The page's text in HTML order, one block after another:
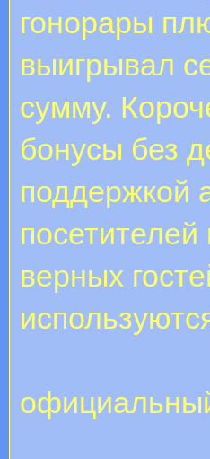
гонорары
выигрывал
сумму.
бонусы без
поддержкой
верных